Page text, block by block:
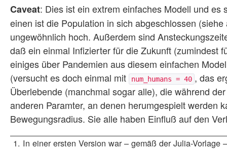
Caveat: Dies ist ein extrem einfaches Modell und
einen ist die Population in sich abgeschlossen
ungewöhnlich hoch. Außerdem sind
daß ein einmal Infizierter für die Zukunft (zumindest
einiges über Pandemien aus diesem einfachen
(versucht es doch einmal mit
num_humans = 40 , das
Überlebende (manchmal sogar alle), die während
anderen Paramter, an denen herumgespielt werden
Bewegungsradius. Sie alle haben Einfluß auf den
In einer ersten Version war – gemäß der Julia-